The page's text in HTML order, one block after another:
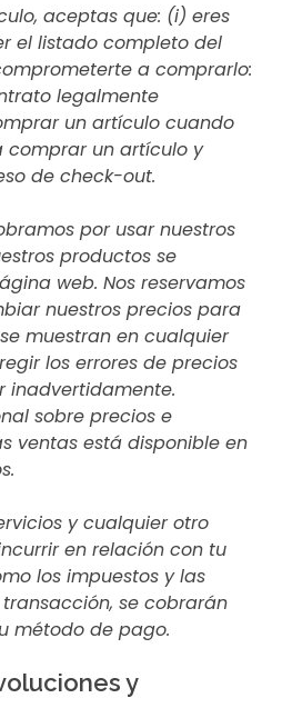
aceptas que: (i) eres
el listado completo del
a comprarlo:
legalmente
un artículo cuando
comprar un artículo y
de check-out.
por usar nuestros
productos se
web. Nos reservamos
nuestros precios para
muestran en cualquier
los errores de precios
inadvertidamente.
sobre precios e
ventas está disponible en
y cualquier otro
en relación con tu
los impuestos y las
se cobrarán
método de pago.
y